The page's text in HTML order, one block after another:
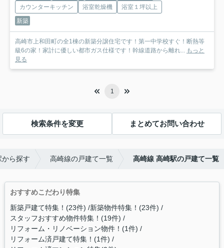
カウンターキッチン
浴室乾燥機
浴室１坪以上
新築
高崎市上和田町の全1棟の新築分譲住宅です！第一中学校すぐ！断熱等
級6の家！家計に優しい都市ガス仕様です！幹線道路から離れ... もっと
見る
1
検索条件を変更 まとめてお問い合わせ
ら探す 高崎線の戸建て一覧 高崎線 高崎駅の戸建て一覧
おすすめこだわり特集
新築戸建て特集！(23件) 新築物件特集！(23件)
スタッフおすすめ物件特集！(19件)
リフォーム・リノベーション物件！(1件)
リフォーム済戸建て特集！(1件)